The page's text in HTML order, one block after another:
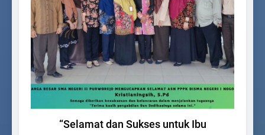
“Selamat dan Sukses untuk Ibu